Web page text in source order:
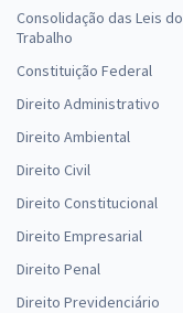
Consolidação das Leis do
Trabalho
Constituição Federal
Direito Administrativo
Direito Ambiental
Direito Civil
Direito Constitucional
Direito Empresarial
Direito Penal
Direito Previdenciário